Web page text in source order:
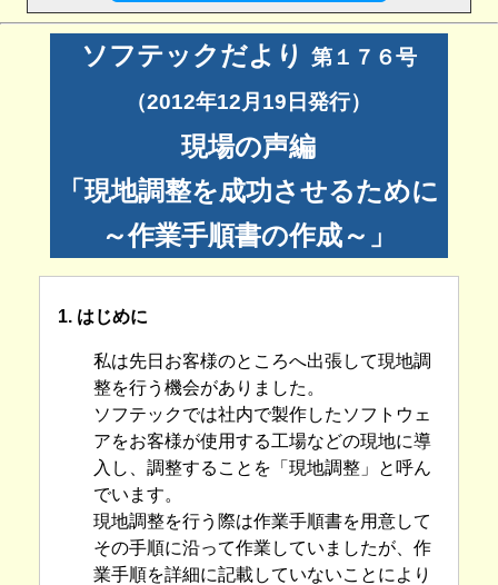
ソフテックだより
第１７６号
（2012年12月19日発行）
現場の声編
「現地調整を成功させるために
～作業手順書の作成～」
1. はじめに
私は先日お客様のところへ出張して現地調
整を行う機会がありました。
ソフテックでは社内で製作したソフトウェ
アをお客様が使用する工場などの現地に導
入し、調整することを「現地調整」と呼ん
でいます。
現地調整を行う際は作業手順書を用意して
その手順に沿って作業していましたが、作
業手順を詳細に記載していないことにより